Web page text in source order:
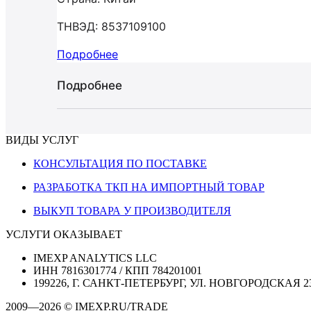
ТНВЭД: 8537109100
Подробнее
Подробнее
ВИДЫ УСЛУГ
КОНСУЛЬТАЦИЯ ПО ПОСТАВКЕ
РАЗРАБОТКА ТКП НА ИМПОРТНЫЙ ТОВАР
ВЫКУП ТОВАРА У ПРОИЗВОДИТЕЛЯ
УСЛУГИ ОКАЗЫВАЕТ
IMEXP ANALYTICS LLC
ИНН 7816301774 / КПП 784201001
199226, Г. САНКТ-ПЕТЕРБУРГ, УЛ. НОВГОРОДСКАЯ
2009—2026 © IMEXP.RU/TRADE